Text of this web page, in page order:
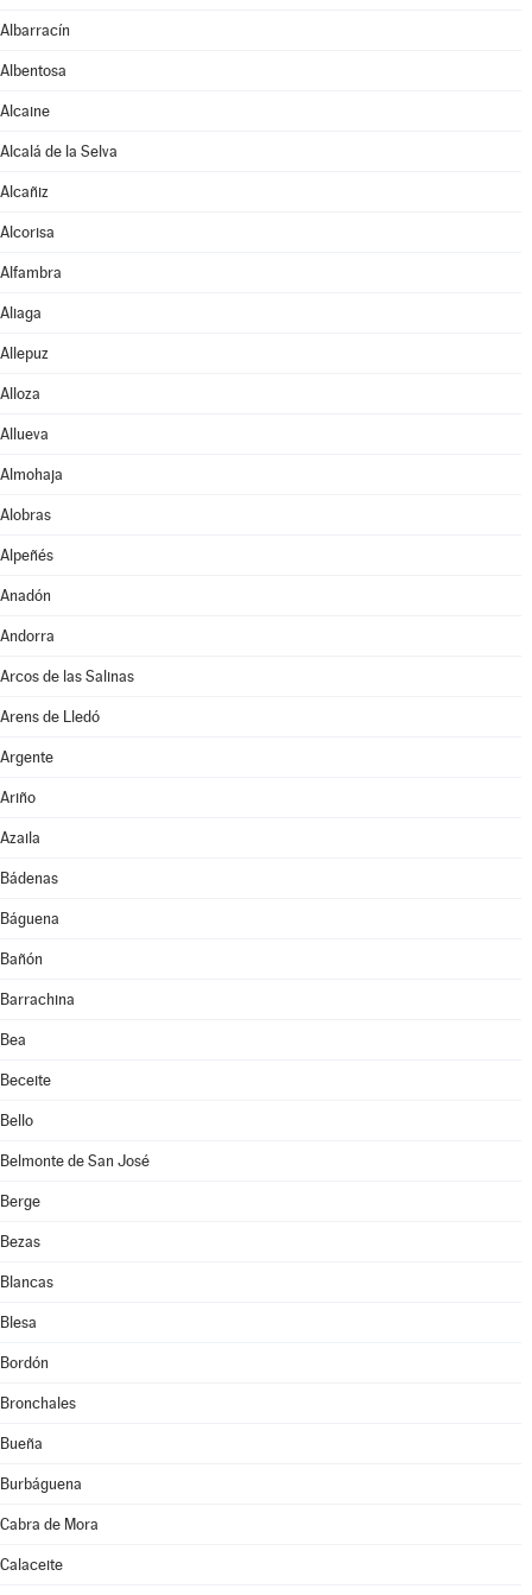
Albarracín
Albentosa
Alcaine
Alcalá de la Selva
Alcañiz
Alcorisa
Alfambra
Aliaga
Allepuz
Alloza
Allueva
Almohaja
Alobras
Alpeñés
Anadón
Andorra
Arcos de las Salinas
Arens de Lledó
Argente
Ariño
Azaila
Bádenas
Báguena
Bañón
Barrachina
Bea
Beceite
Bello
Belmonte de San José
Berge
Bezas
Blancas
Blesa
Bordón
Bronchales
Bueña
Burbáguena
Cabra de Mora
Calaceite